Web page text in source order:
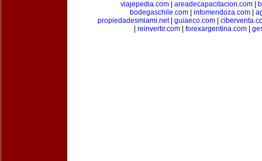
viajepedia.com| areadecapacitacion.com|
bodegaschile.com| infomendoza.com|
propiedadesmiami.net| guiaeco.com|
reinvertir.com| forexargentina.com|